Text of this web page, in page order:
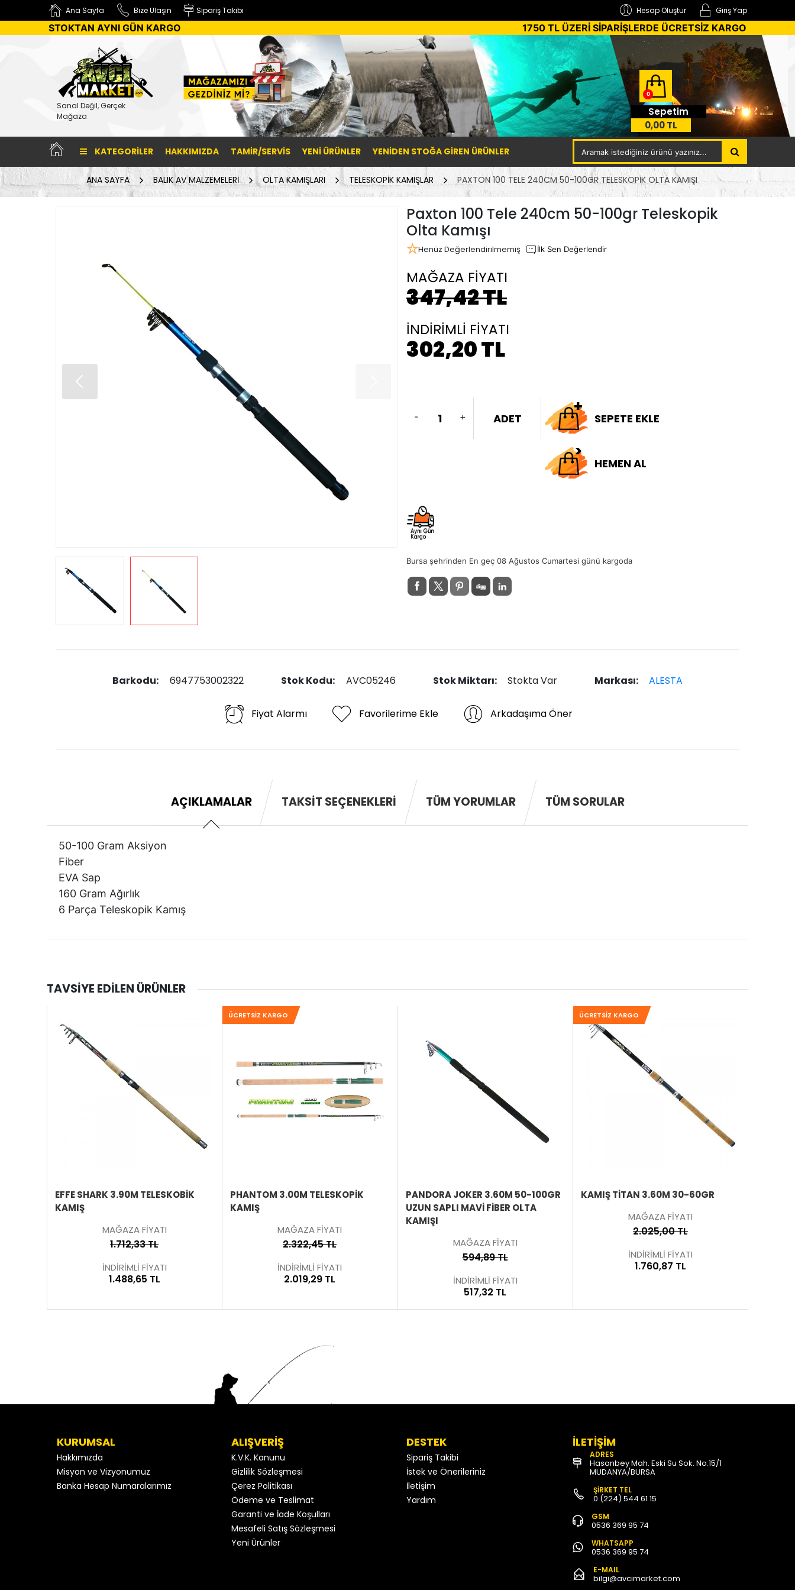
Ana Sayfa Bize Ulaşın Sipariş Takibi Giriş Yap
Hesap Oluştur
STOKTAN AYNI GÜN KARGO 1750 TL ÜZERİ SİPARİŞLERDE ÜCRETSİZ KARGO
Sanal Değil, Gerçek
Mağaza
0
Sepetim
0,00 TL
KATEGORILER HAKKIMIZDA TAMİR/SERVİS YENI ÜRÜNLER YENIDEN STOĞA GIREN ÜRÜNLER
ANA SAYFA BALIK AV MALZEMELERİ OLTA KAMIŞLARI TELESKOPİK KAMIŞLAR PAXTON 100 TELE 240CM 50-100GR TELESKOPIK OLTA KAMIŞI
Paxton 100 Tele 240cm 50-100gr Teleskopik
Olta Kamışı
Henüz Değerlendirilmemiş İlk Sen Değerlendir
MAĞAZA FİYATI
347,42 TL
İNDİRİMLİ FİYATI
302,20 TL
- + ADET SEPETE EKLE
HEMEN AL
Bursa şehrinden En geç 08 Ağustos Cumartesi günü kargoda
Barkodu: 6947753002322 Stok Kodu: AVC05246 Stok Miktarı: Stokta Var Markası: ALESTA
Fiyat Alarmı Favorilerime Ekle Arkadaşıma Öner
AÇIKLAMALAR TAKSIT SEÇENEKLERI TÜM YORUMLAR TÜM SORULAR
50-100 Gram Aksiyon
Fiber
EVA Sap
160 Gram Ağırlık
6 Parça Teleskopik Kamış
TAVSIYE EDILEN ÜRÜNLER
EFFE SHARK 3.90M TELESKOBİK
KAMIŞ
MAĞAZA FİYATI
1.712,33 TL
İNDİRİMLİ FİYATI
1.488,65 TL
ÜCRETSIZ KARGO
PHANTOM 3.00M TELESKOPİK
KAMIŞ
MAĞAZA FİYATI
2.322,45 TL
İNDİRİMLİ FİYATI
2.019,29 TL
PANDORA JOKER 3.60M 50-100GR
UZUN SAPLI MAVI FIBER OLTA
KAMIŞI
MAĞAZA FİYATI
594,89 TL
İNDİRİMLİ FİYATI
517,32 TL
ÜCRETSIZ KARGO
KAMIŞ TİTAN 3.60M 30-60GR
MAĞAZA FİYATI
2.025,00 TL
İNDİRİMLİ FİYATI
1.760,87 TL
KURUMSAL
Hakkımızda
Misyon ve Vizyonumuz
Banka Hesap Numaralarımız
ALIŞVERİŞ
K.V.K. Kanunu
Gizlilik Sözleşmesi
Çerez Politikası
Ödeme ve Teslimat
Garanti ve İade Koşulları
Mesafeli Satış Sözleşmesi
Yeni Ürünler
DESTEK
Sipariş Takibi
İstek ve Önerileriniz
İletişim
Yardım
İLETİŞİM
ADRES
Hasanbey Mah. Eski Su Sok. No:15/1
MUDANYA/BURSA
ŞİRKET TEL
0 (224) 544 61 15
GSM
0536 369 95 74
WHATSAPP
0536 369 95 74
E-MAIL
bilgi@avcimarket.com